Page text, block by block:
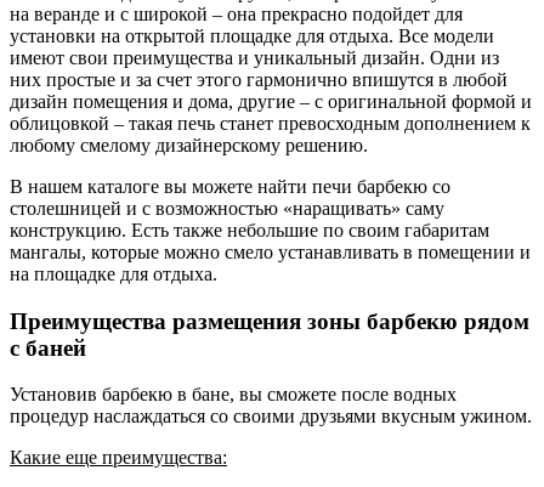
на веранде и с широкой – она прекрасно подойдет для
установки на открытой площадке для отдыха. Все модели
имеют свои преимущества и уникальный дизайн. Одни из
них простые и за счет этого гармонично впишутся в любой
дизайн помещения и дома, другие – с оригинальной формой и
облицовкой – такая печь станет превосходным дополнением к
любому смелому дизайнерскому решению.
В нашем каталоге вы можете найти печи барбекю со
столешницей и с возможностью «наращивать» саму
конструкцию. Есть также небольшие по своим габаритам
мангалы, которые можно смело устанавливать в помещении и
на площадке для отдыха.
Преимущества размещения зоны барбекю рядом
с баней
Установив барбекю в бане, вы сможете после водных
процедур наслаждаться со своими друзьями вкусным ужином.
Какие еще преимущества: